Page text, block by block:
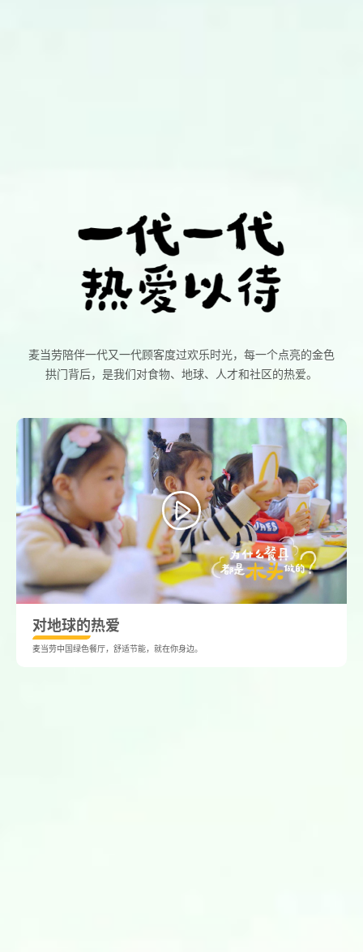
麦当劳陪伴一代又一代顾客度过欢乐时光，每一个点亮的金色
拱门背后，是我们对食物、地球、人才和社区的热爱。
对地球的热爱
麦当劳中国绿色餐厅，舒适节能，就在你身边。